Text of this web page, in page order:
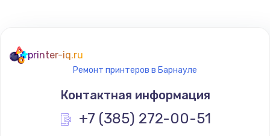
Простой ремонт основной платы
2400 руб.
printer-iq.ru
Ремонт принтеров в Барнауле
Контактная информация
+7 (385) 272-00-51